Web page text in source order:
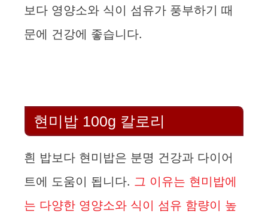
보다 영양소와 식이 섬유가 풍부하기 때
문에 건강에 좋습니다.
현미밥 100g 칼로리
흰 밥보다 현미밥은 분명 건강과 다이어
트에 도움이 됩니다. 그 이유는 현미밥에
는 다양한 영양소와 식이 섬유 함량이 높